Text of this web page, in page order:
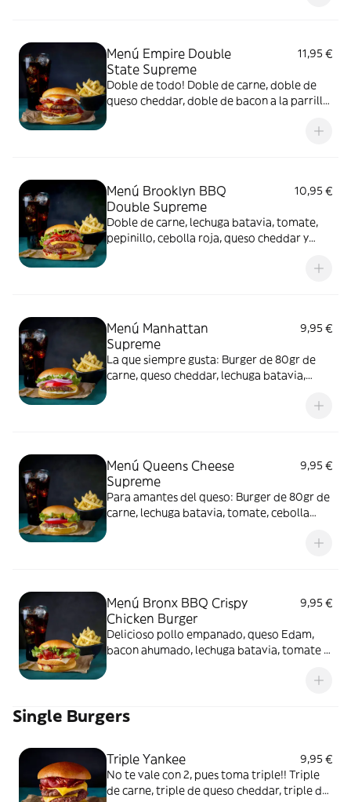
Menú Empire Double
State Supreme
11,95 €
Doble de todo! Doble de carne, doble de
queso cheddar, doble de bacon a la parrilla,
Menú Brooklyn BBQ
Double Supreme
10,95 €
Doble de carne, lechuga batavia, tomate,
pepinillo, cebolla roja, queso cheddar y
Menú Manhattan
Supreme
9,95 €
La que siempre gusta: Burger de 80gr de
carne, queso cheddar, lechuga batavia,
mayonesa. Incluye patatas y bebida a elegir.
Menú Queens Cheese
Supreme
9,95 €
Para amantes del queso: Burger de 80gr de
carne, lechuga batavia, tomate, cebolla
cheddar fundido, combinado con cebolla
Menú Bronx BBQ Crispy
Chicken Burger
9,95 €
Delicioso pollo empanado, queso Edam,
bacon ahumado, lechuga batavia, tomate y
Single Burgers
Triple Yankee
9,95 €
No te vale con 2, pues toma triple!! Triple
de carne, triple de queso cheddar, triple de